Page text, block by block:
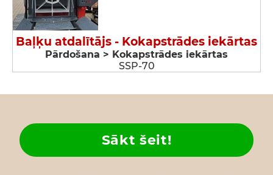
Baļķu atdalītājs - Kokapstrādes iekārtas
Pārdošana > Kokapstrādes iekārtas
SSP-70
Sākt šeit!